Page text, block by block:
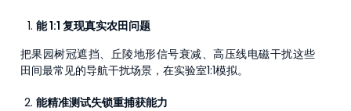
能 1:1 复现真实农田问题
把果园树冠遮挡、丘陵地形信号衰减、高压线电磁干扰这些
田间最常见的导航干扰场景，在实验室1:1模拟。
能精准测试失锁重捕获能力